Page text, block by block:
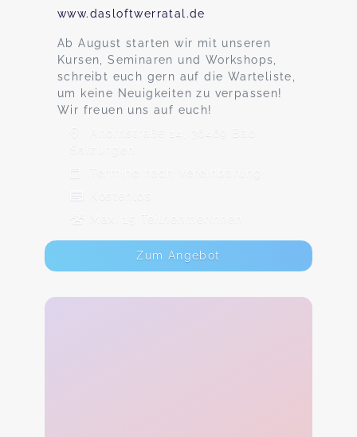
www.dasloftwerratal.de
Ab August starten wir mit unseren
Kursen, Seminaren und Workshops,
schreibt euch gern auf die Warteliste,
um keine Neuigkeiten zu verpassen!
Wir freuen uns auf euch!
Ahornstraße 14, 36469 Bad
Salzungen
Termine nach Vereinbarung
Max. 15 TeilnehmerInnen
Zum Angebot